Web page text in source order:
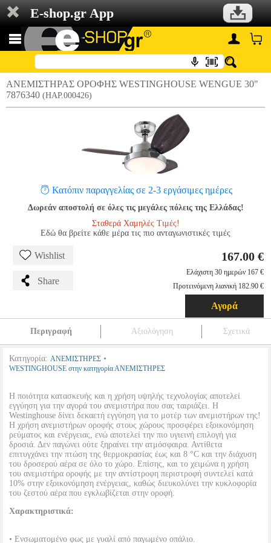
E-shop.gr App
ΑΝΕΜΙΣΤΗΡΑΣ ΟΡΟΦΗΣ WESTINGHOUSE WENGUE 30"
7876340 (HAP.000426)
Κατόπιν παραγγελίας σε 2-3 εργάσιμες ημέρες
Δωρεάν αποστολή σε όλες τις μεγάλες πόλεις της Ελλάδας!
Σταθερά Χαμηλές Τιμές!
Εδώ θα βρείτε κάθε μέρα τις πιο ανταγωνιστικές τιμές
Wishlist
Share
167.00 €
Ελάχιστη 30 ημερών 167 €
Προτεινόμενη λιανική 182.90 €
Αγορά
Περιγραφή Αξιολόγηση Σχετικά
Κατηγορία: ΑΝΕΜΙΣΤΗΡΕΣ •
WESTINGHOUSE στην κατηγορία ΑΝΕΜΙΣΤΗΡΕΣ
Η ποιότητα κατασκευής και η χρήση υψηλής τεχνολογίας αποτελεί
εγγύηση για την αγορά του ανεμιστήρα που σας ταιριάζει. Η
Westinghouse δίνει δεκαετή εγγύηση για το μοτέρ των ανεμιστήρων της!
Η χρήση ανεμιστήρων οροφής στους χώρους προσφέρει εξοικονόμηση
ρεύματος και ενέργειας, ενώ αποτελεί την πιο υγιεινή επιλογή για
δροσιά. Δεν παγώνει ούτε ξηραίνει την ατμόσφαιρα. Αντίθετα
επιτυγχάνει την πτώση της θερμοκρασίας έως και 8 °C και την διάχυση
του δροσερού αέρα σε όλο το χώρο. Επίσης, και το χειμώνα η χρήση
του ανεμιστήρα οροφής με την αντίστροφη περιστροφή συντελεί κατά
10% στην εξοικονόμηση ενέργειας, καθώς διευκολύνει την κυκλοφορία
του ζεστού αέρα που εγκλωβίζεται στην οροφή.
Χαρακτηριστικά:
• Ενσωματομένο φως με γυαλί από παγωμένο οπάλιο.